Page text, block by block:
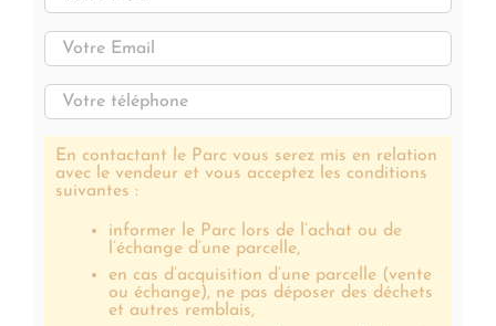
En contactant le Parc vous serez mis en relation
avec le vendeur et vous acceptez les conditions
suivantes :
informer le Parc lors de l’achat ou de
l’échange d’une parcelle,
en cas d’acquisition d’une parcelle (vente
ou échange), ne pas déposer des déchets
et autres remblais,